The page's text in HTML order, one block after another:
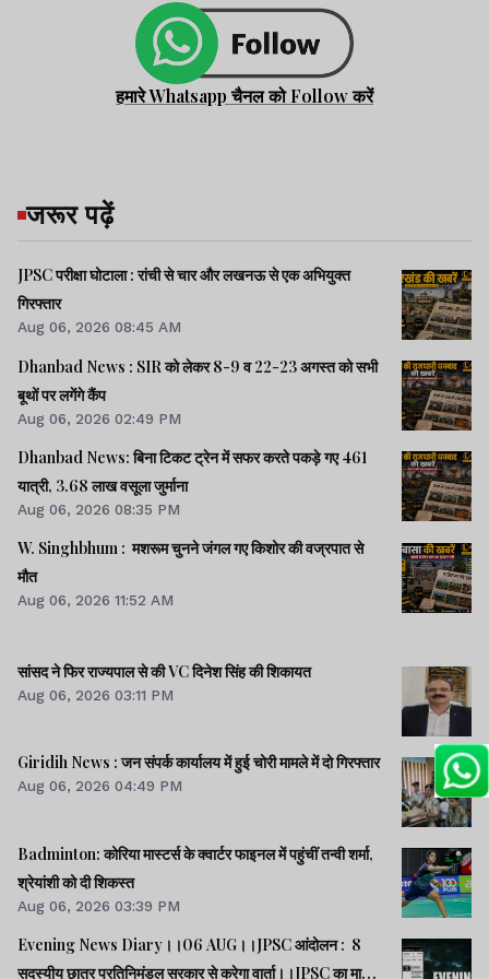
हमारे Whatsapp चैनल को Follow करें
जरूर पढ़ें
JPSC परीक्षा घोटाला : रांची से चार और लखनऊ से एक अभियुक्त
गिरफ्तार
Aug 06, 2026 08:45 AM
Dhanbad News : SIR को लेकर 8-9 व 22-23 अगस्त को सभी
बूथों पर लगेंगे कैंप
Aug 06, 2026 02:49 PM
Dhanbad News: बिना टिकट ट्रेन में सफर करते पकड़े गए 461
यात्री, 3.68 लाख वसूला जुर्माना
Aug 06, 2026 08:35 PM
W. Singhbhum : मशरूम चुनने जंगल गए किशोर की वज्रपात से
मौत
Aug 06, 2026 11:52 AM
सांसद ने फिर राज्यपाल से की VC दिनेश सिंह की शिकायत
Aug 06, 2026 03:11 PM
Giridih News : जन संपर्क कार्यालय में हुई चोरी मामले में दो गिरफ्तार
Aug 06, 2026 04:49 PM
Badminton: कोरिया मास्टर्स के क्वार्टर फाइनल में पहुंचीं तन्वी शर्मा,
श्रेयांशी को दी शिकस्त
Aug 06, 2026 03:39 PM
Evening News Diary।।06 AUG।।JPSC आंदोलन : 8
सदस्यीय छात्र प्रतिनिमंडल सरकार से करेगा वार्ता।।JPSC का मामला